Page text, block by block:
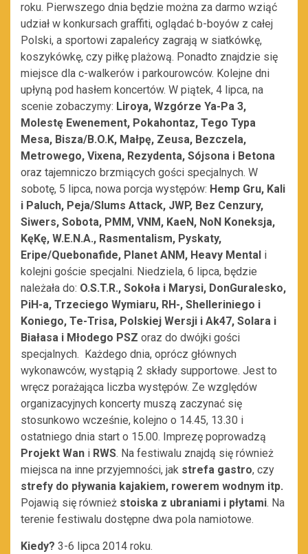
roku. Pierwszego dnia będzie można za darmo wziąć
udział w konkursach graffiti, oglądać b-boyów z całej
Polski, a sportowi zapaleńcy zagrają w siatkówkę,
koszykówkę, czy piłkę plażową. Ponadto znajdzie się
miejsce dla c-walkerów i parkourowców. Kolejne dni
upłyną pod hasłem koncertów. W piątek, 4 lipca, na
scenie zobaczymy: Liroya, Wzgórze Ya-Pa 3,
Molestę Ewenement, Pokahontaz, Tego Typa
Mesa, Bisza/B.O.K, Małpę, Zeusa, Bezczela,
Metrowego, Vixena, Rezydenta, Sójsona i Betona
oraz tajemniczo brzmiących gości specjalnych. W
sobotę, 5 lipca, nowa porcja występów: Hemp Gru, Kali
i Paluch, Peja/Slums Attack, JWP, Bez Cenzury,
Siwers, Sobota, PMM, VNM, KaeN, NoN Koneksja,
KęKę, W.E.N.A., Rasmentalism, Pyskaty,
Eripe/Quebonafide, Planet ANM, Heavy Mental i
kolejni goście specjalni. Niedziela, 6 lipca, będzie
należała do: O.S.T.R., Sokoła i Marysi, DonGuralesko,
PiH-a, Trzeciego Wymiaru, RH-, Shelleriniego i
Koniego, Te-Trisa, Polskiej Wersji i Ak47, Solara i
Białasa i Młodego PSZ oraz do dwójki gości
specjalnych. Każdego dnia, oprócz głównych
wykonawców, wystąpią 2 składy supportowe. Jest to
wręcz porażająca liczba występów. Ze względów
organizacyjnych koncerty muszą zaczynać się
stosunkowo wcześnie, kolejno o 14.45, 13.30 i
ostatniego dnia start o 15.00. Imprezę poprowadzą
Projekt Wan i RWS. Na festiwalu znajdą się również
miejsca na inne przyjemności, jak strefa gastro, czy
strefy do pływania kajakiem, rowerem wodnym itp.
Pojawią się również stoiska z ubraniami i płytami. Na
terenie festiwalu dostępne dwa pola namiotowe.
Kiedy? 3-6 lipca 2014 roku.